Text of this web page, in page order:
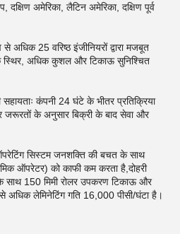
अमेरिका, लैटिन अमेरिका, दक्षिण पूर्व
अधिक 25 वरिष्ठ इंजीनियरों द्वारा मजबूत
स्थिर, अधिक कुशल और टिकाऊ सुनिश्चित
कंपनी 24 घंटे के भीतर प्रतिक्रिया
के अनुसार बिक्री के बाद सेवा और
सिस्टम जनशक्ति की बचत के साथ
ऑपरेटर) को काफी कम करता है,दोहरी
साथ 150 मिमी रोलर उपकरण टिकाऊ और
अधिक लेमिनेटिंग गति 16,000 पीसी/घंटा है।